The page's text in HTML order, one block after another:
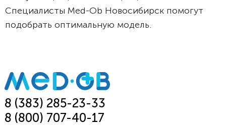
Специалисты Med-Ob Новосибирск помогут
подобрать оптимальную модель.
8 (383) 285-23-33
8 (800) 707-40-17